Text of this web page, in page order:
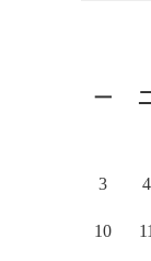
一
3 4
10 11